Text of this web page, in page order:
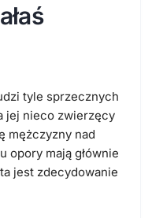
tyle sprzecznych
jej nieco zwierzęcy
mężczyzny nad
opory mają głównie
jest zdecydowanie